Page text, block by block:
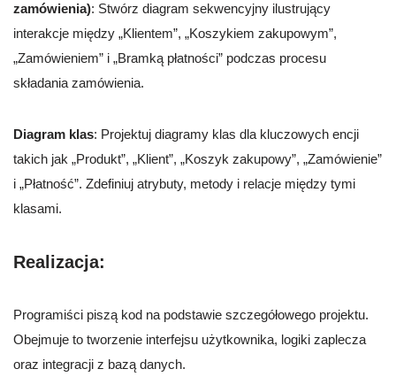
zamówienia): Stwórz diagram sekwencyjny ilustrujący
interakcje między „Klientem”, „Koszykiem zakupowym”,
„Zamówieniem” i „Bramką płatności” podczas procesu
składania zamówienia.
Diagram klas: Projektuj diagramy klas dla kluczowych encji
takich jak „Produkt”, „Klient”, „Koszyk zakupowy”, „Zamówienie”
i „Płatność”. Zdefiniuj atrybuty, metody i relacje między tymi
klasami.
Realizacja:
Programiści piszą kod na podstawie szczegółowego projektu.
Obejmuje to tworzenie interfejsu użytkownika, logiki zaplecza
oraz integracji z bazą danych.